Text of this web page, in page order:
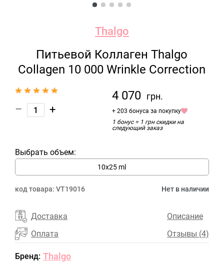
Thalgo
Питьевой Коллаген Thalgo
Collagen 10 000 Wrinkle Correction
– +
4 070 грн.
+ 203 бонуса за покупку
1 бонус = 1 грн скидки на
следующий заказ
Выбрать объем:
10x25 ml
код товара: VT19016 Нет в наличии
Доставка
Оплата
Описание
Отзывы (4)
Бренд: Thalgo